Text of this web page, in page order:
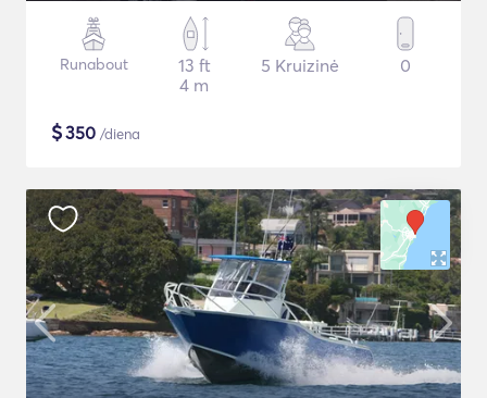
Runabout
13 ft
4 m
5 Kruizinė 0
$350 /diena